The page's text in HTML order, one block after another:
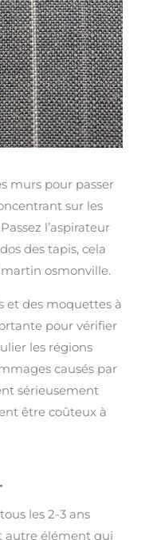
murs pour passer
sur les
l’aspirateur
des tapis, cela
osmonville.
et des moquettes à
pour vérifier
les régions
causés par
sérieusement
être coûteux à
les 2-3 ans
autre élément qui